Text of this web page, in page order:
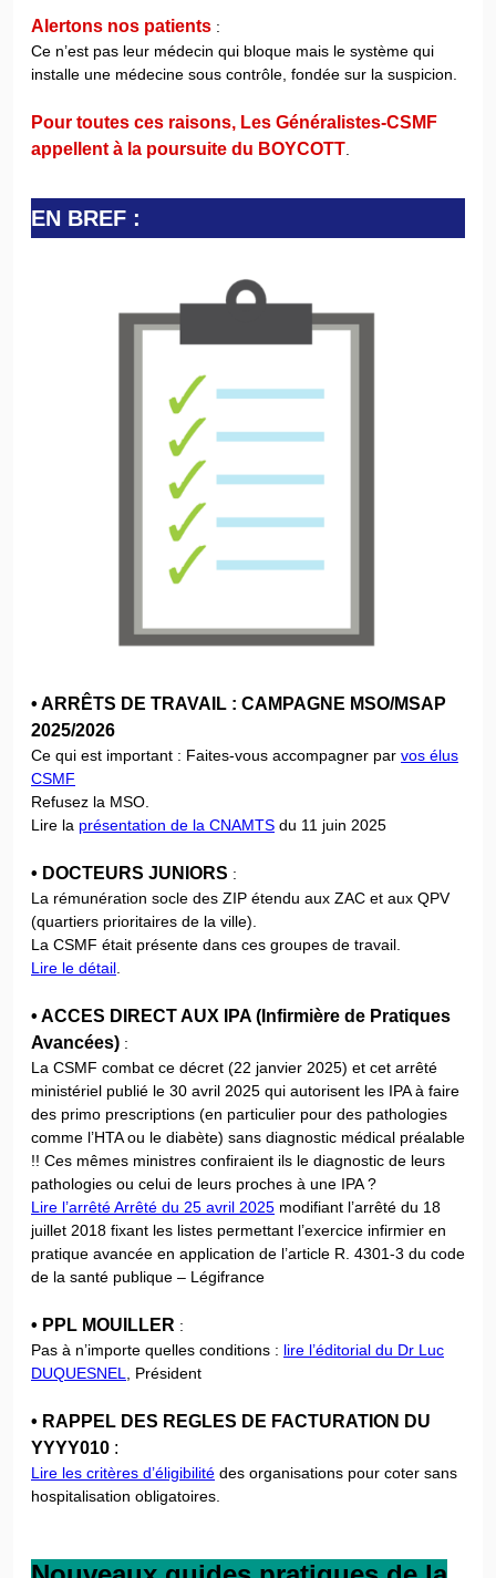
Alertons nos patients :
Ce n’est pas leur médecin qui bloque mais le système qui
installe une médecine sous contrôle, fondée sur la suspicion.
Pour toutes ces raisons, Les Généralistes-CSMF
appellent à la poursuite du BOYCOTT
EN BREF :
• ARRÊTS DE TRAVAIL : CAMPAGNE MSO/MSAP
2025/2026
Ce qui est important : Faites-vous accompagner par vos élus
CSMF
Refusez la MSO.
Lire la présentation de la CNAMTS du 11 juin 2025
• DOCTEURS JUNIORS :
La rémunération socle des ZIP étendu aux ZAC et aux QPV
(quartiers prioritaires de la ville).
La CSMF était présente dans ces groupes de travail.
Lire le détail
• ACCES DIRECT AUX IPA (Infirmière de Pratiques
Avancées) :
La CSMF combat ce décret (22 janvier 2025) et cet arrêté
ministériel publié le 30 avril 2025 qui autorisent les IPA à faire
des primo prescriptions (en particulier pour des pathologies
comme l’HTA ou le diabète) sans diagnostic médical préalable
!! Ces mêmes ministres confiraient ils le diagnostic de leurs
pathologies ou celui de leurs proches à une IPA ?
Lire l’arrêté Arrêté du 25 avril 2025 modifiant l’arrêté du 18
juillet 2018 fixant les listes permettant l’exercice infirmier en
pratique avancée en application de l’article R. 4301-3 du code
de la santé publique – Légifrance
• PPL MOUILLER :
Pas à n’importe quelles conditions : lire l’éditorial du Dr Luc
DUQUESNEL
, Président
• RAPPEL DES REGLES DE FACTURATION DU
YYYY010 :
Lire les critères d’éligibilité des organisations pour coter sans
hospitalisation obligatoires.